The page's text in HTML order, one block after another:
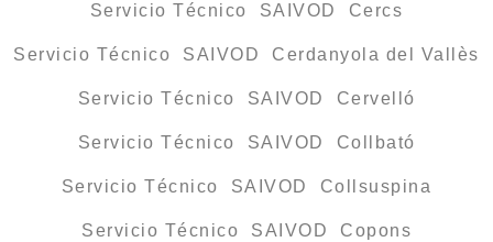
Servicio Técnico SAIVOD Cercs
Servicio Técnico SAIVOD Cerdanyola del Vallès
Servicio Técnico SAIVOD Cervelló
Servicio Técnico SAIVOD Collbató
Servicio Técnico SAIVOD Collsuspina
Servicio Técnico SAIVOD Copons